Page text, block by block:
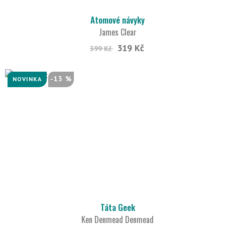
Atomové návyky
James Clear
399 Kč 319 Kč
NOVINKA -13 %
Táta Geek
Ken Denmead Denmead